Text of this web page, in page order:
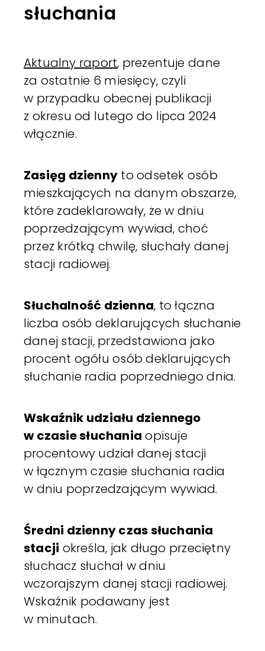
słuchania
Aktualny raport, prezentuje dane
za ostatnie 6 miesięcy, czyli
w przypadku obecnej publikacji
z okresu od lutego do lipca 2024
włącznie.
Zasięg dzienny to odsetek osób
mieszkających na danym obszarze,
które zadeklarowały, że w dniu
poprzedzającym wywiad, choć
przez krótką chwilę, słuchały danej
stacji radiowej.
Słuchalność dzienna, to łączna
liczba osób deklarujących słuchanie
danej stacji, przedstawiona jako
procent ogółu osób deklarujących
słuchanie radia poprzedniego dnia.
Wskaźnik udziału dziennego
w czasie słuchania opisuje
procentowy udział danej stacji
w łącznym czasie słuchania radia
w dniu poprzedzającym wywiad.
Średni dzienny czas słuchania
stacji określa, jak długo przeciętny
słuchacz słuchał w dniu
wczorajszym danej stacji radiowej.
Wskaźnik podawany jest
w minutach.